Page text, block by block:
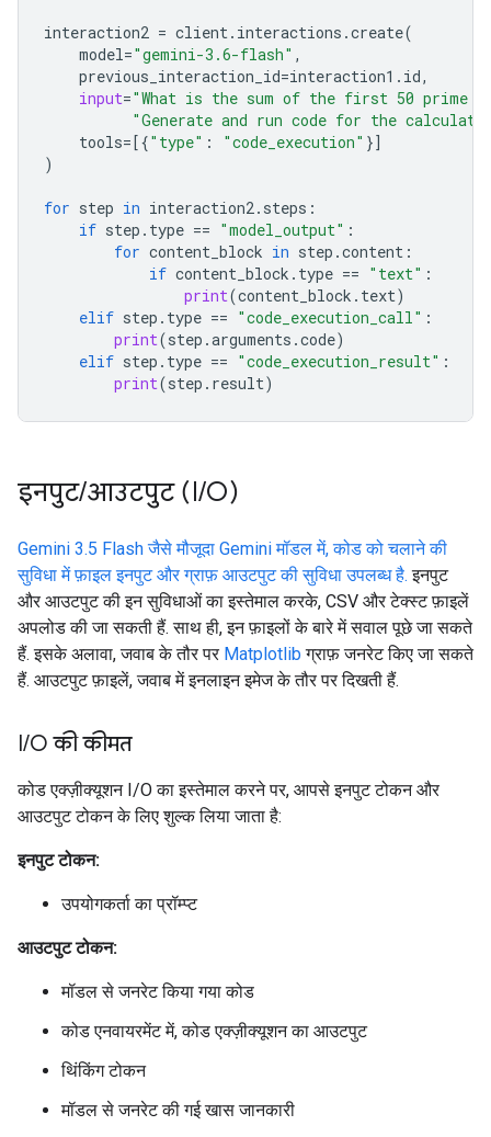
interaction2 = client. interactions .create(
model="gemini-3.6-flash" ,
previous_interaction_id=interaction1 . id,
input="What is the sum of the first 50 prime
"Generate and run code for the
tools=[{"type" : "code_execution" }]
)
for step in interaction2. steps :
if step . type == "model_output" :
for content_block in step .content :
if content_block . type == "text" :
print(content_block . text)
elif step . type == "code_execution_call" :
print(step .arguments .code)
elif step . type == "code_execution_result" :
print(step . result)
इनपुट/आउटपुट (I/O)
Gemini 3.5 Flash जैसे मौजूदा Gemini मॉडल में, कोड को चलाने की
सुविधा में फ़ाइल इनपुट और ग्राफ़ आउटपुट की सुविधा उपलब्ध है. इनपुट
और आउटपुट की इन सुविधाओं का इस्तेमाल करके, CSV और टेक्स्ट फ़ाइलें
अपलोड की जा सकती हैं. साथ ही, इन फ़ाइलों के बारे में सवाल पूछे जा सकते
हैं. इसके अलावा, जवाब के तौर पर Matplotlib ग्राफ़ जनरेट किए जा सकते
हैं. आउटपुट फ़ाइलें, जवाब में इनलाइन इमेज के तौर पर दिखती हैं.
I/O की कीमत
कोड एक्ज़ीक्यूशन I/O का इस्तेमाल करने पर, आपसे इनपुट टोकन और
आउटपुट टोकन के लिए शुल्क लिया जाता है:
इनपुट टोकन:
उपयोगकर्ता का प्रॉम्प्ट
आउटपुट टोकन:
मॉडल से जनरेट किया गया कोड
कोड एनवायरमेंट में, कोड एक्ज़ीक्यूशन का आउटपुट
थिंकिंग टोकन
मॉडल से जनरेट की गई खास जानकारी